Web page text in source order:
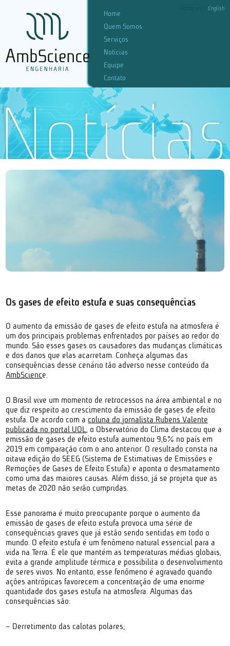
English
Home
Quem Somos
Serviços
Notícias
Equipe
Contato
Os gases de efeito estufa e suas consequências
O aumento da emissão de gases de efeito estufa na atmosfera é
um dos principais problemas enfrentados por países ao redor do
mundo. São esses gases os causadores das mudanças climáticas
e dos danos que elas acarretam. Conheça algumas das
consequências desse cenário tão adverso nesse conteúdo da
AmbScience.
O Brasil vive um momento de retrocessos na área ambiental e no
que diz respeito ao crescimento da emissão de gases de efeito
estufa. De acordo com a coluna do jornalista Rubens Valente
publicada no portal UOL, o Observatório do Clima destacou que a
emissão de gases de efeito estufa aumentou 9,6% no país em
2019 em comparação com o ano anterior. O resultado consta na
oitava edição do SEEG (Sistema de Estimativas de Emissões e
Remoções de Gases de Efeito Estufa) e aponta o desmatamento
como uma das maiores causas. Além disso, já se projeta que as
metas de 2020 não serão cumpridas.
Esse panorama é muito preocupante porque o aumento da
emissão de gases de efeito estufa provoca uma série de
consequências graves que já estão sendo sentidas em todo o
mundo. O efeito estufa é um fenômeno natural essencial para a
vida na Terra. É ele que mantém as temperaturas médias globais,
evita a grande amplitude térmica e possibilita o desenvolvimento
de seres vivos. No entanto, esse fenômeno é agravado quando
ações antrópicas favorecem a concentração de uma enorme
quantidade dos gases estufa na atmosfera. Algumas das
consequências são:
– Derretimento das calotas polares;